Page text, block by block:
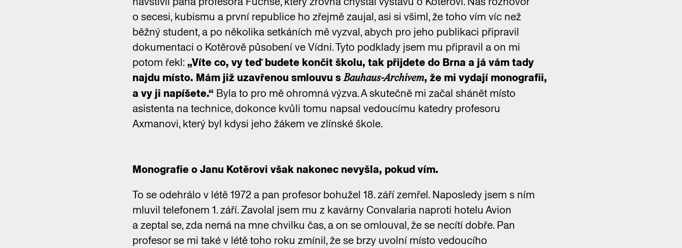
o secesi, kubismu a první republice ho zřejmě zaujal, asi si všiml, že toho vím víc než
běžný student, a po několika setkáních mě vyzval, abych pro jeho publikaci připravil
dokumentaci o Kotěrově působení ve Vídni. Tyto podklady jsem mu připravil a on mi
potom řekl: „Víte co, vy teď budete končit školu, tak přijdete do Brna a já vám tady
najdu místo. Mám již uzavřenou smlouvu sBauhaus-Archivem, že mi vydají monografii,
a vy ji napíšete.“ Byla to pro mě ohromná výzva. A skutečně mi začal shánět místo
asistenta na technice, dokonce kvůli tomu napsal vedoucímu katedry profesoru
Axmanovi, který byl kdysi jeho žákem ve zlínské škole.
Monografie o Janu Kotěrovi však nakonec nevyšla, pokud vím.
To se odehrálo v létě 1972 a pan profesor bohužel 18. září zemřel. Naposledy jsem s ním
mluvil telefonem 1. září. Zavolal jsem mu z kavárny Convalaria naproti hotelu Avion
a zeptal se, zda nemá na mne chvilku čas, a on se omlouval, že se necítí dobře. Pan
profesor se mi také v létě toho roku zmínil, že se brzy uvolní místo vedoucího